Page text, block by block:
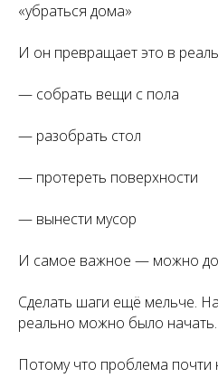
«убраться дома»
И он превращает это в
— собрать вещи с пола
— разобрать стол
— протереть поверхности
— вынести мусор
И самое важное — можно
Сделать шаги ещё мельче.
реально можно было начать.
Потому что проблема почти